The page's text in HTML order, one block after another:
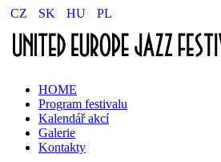
CZ SK HU PL
HOME
Program festivalu
Kalendář akcí
Galerie
Kontakty